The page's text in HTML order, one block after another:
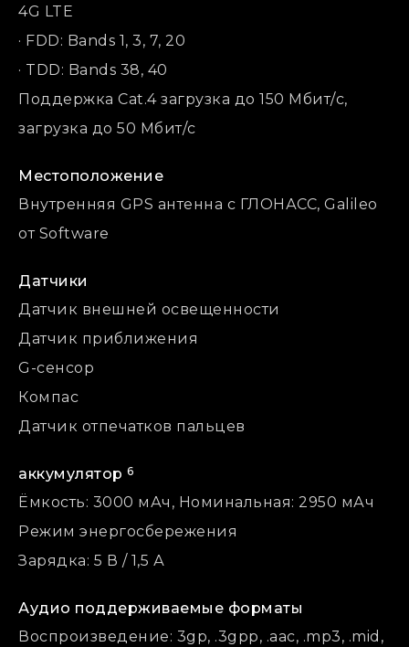
4G LTE
· FDD: Bands 1, 3, 7, 20
· TDD: Bands 38, 40
Поддержка Cat.4 загрузка до 150 Мбит/с,
загрузка до 50 Мбит/с
Местоположение
Внутренняя GPS антенна с ГЛОНАСС, Galileo
от Software
Датчики
Датчик внешней освещенности
Датчик приближения
G-сенсор
Компас
Датчик отпечатков пальцев
аккумулятор 6
Ёмкость: 3000 мАч, Номинальная: 2950 мАч
Режим энергосбережения
Зарядка: 5 В / 1,5 А
Аудио поддерживаемые форматы
Воспроизведение: 3gp, .3gpp, .aac, .mp3, .mid,